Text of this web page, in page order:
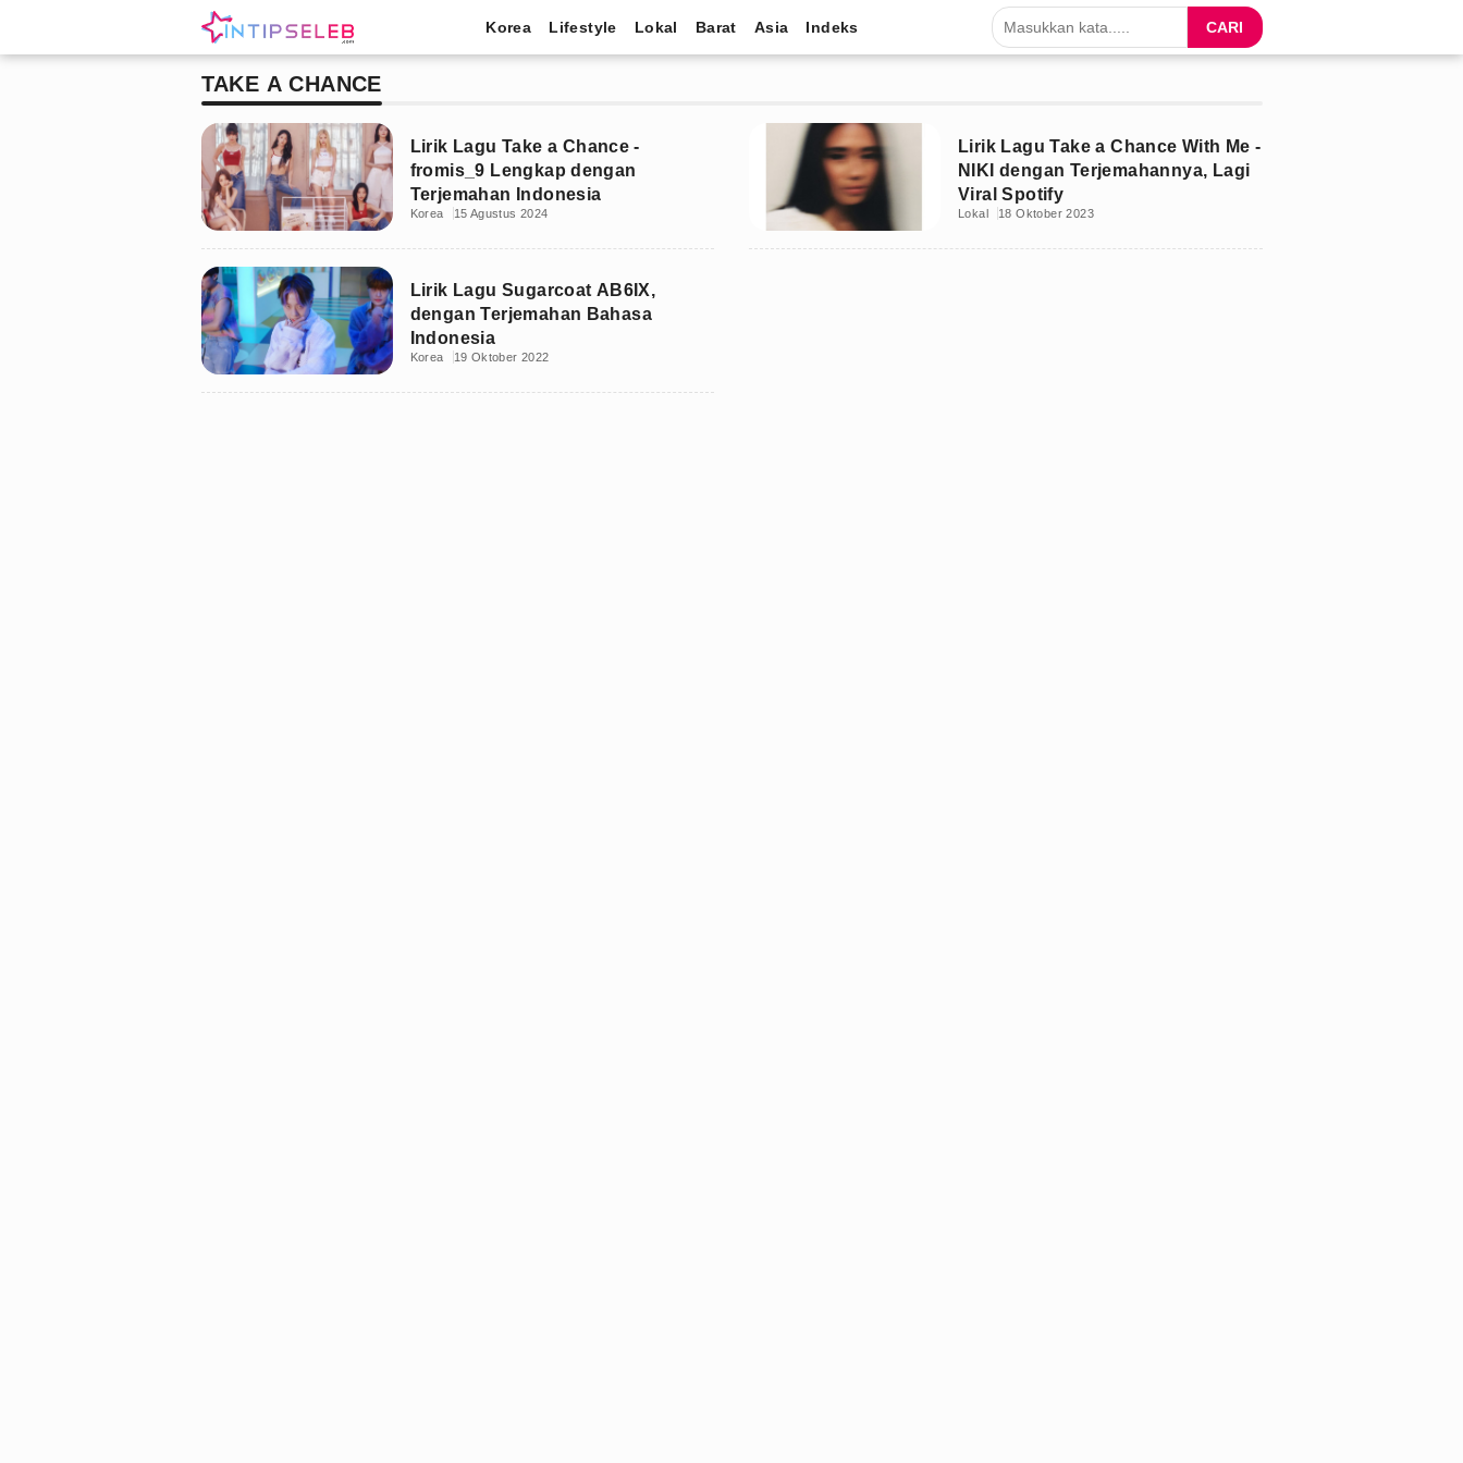
Korea Lifestyle Lokal Barat Asia Indeks CARI
TAKE A CHANCE
Lirik Lagu Take a Chance -
fromis_9 Lengkap dengan
Terjemahan Indonesia
Korea 15 Agustus 2024
Lirik Lagu Take a Chance With Me -
NIKI dengan Terjemahannya, Lagi
Viral Spotify
Lokal 18 Oktober 2023
Lirik Lagu Sugarcoat AB6IX,
dengan Terjemahan Bahasa
Indonesia
Korea 19 Oktober 2022